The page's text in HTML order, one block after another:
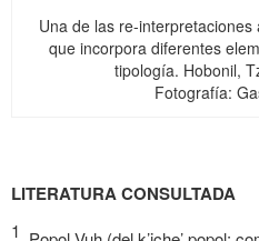
Una de las re-
que incorpora diferentes
tipología. Hobonil,
Fotografía:
LITERATURA CONSULTADA
1